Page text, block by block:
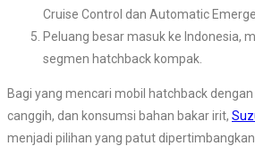
Cruise Control dan Automatic
Peluang besar masuk ke Indonesia,
segmen hatchback kompak.
Bagi yang mencari mobil hatchback
canggih, dan konsumsi bahan bakar irit,
menjadi pilihan yang patut dipertimbangkan.